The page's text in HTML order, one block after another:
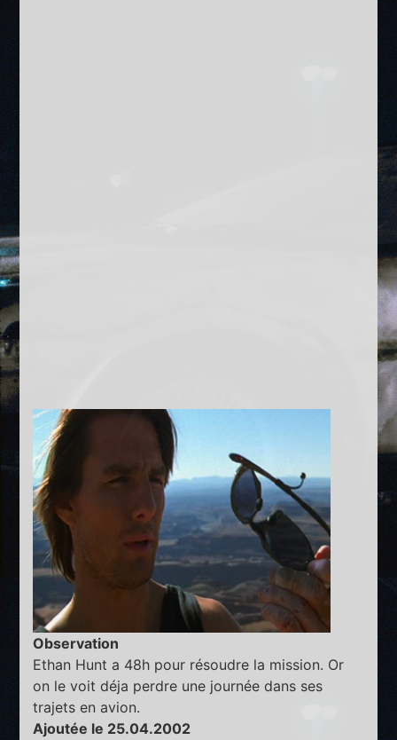
Observation
Ethan Hunt a 48h pour résoudre la mission. Or
on le voit déja perdre une journée dans ses
trajets en avion.
Ajoutée le 25.04.2002